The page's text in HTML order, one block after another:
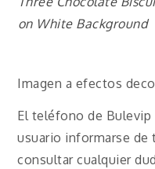
on White Background
Imagen a efectos
El teléfono de Bulevip
usuario informarse
consultar cualquier